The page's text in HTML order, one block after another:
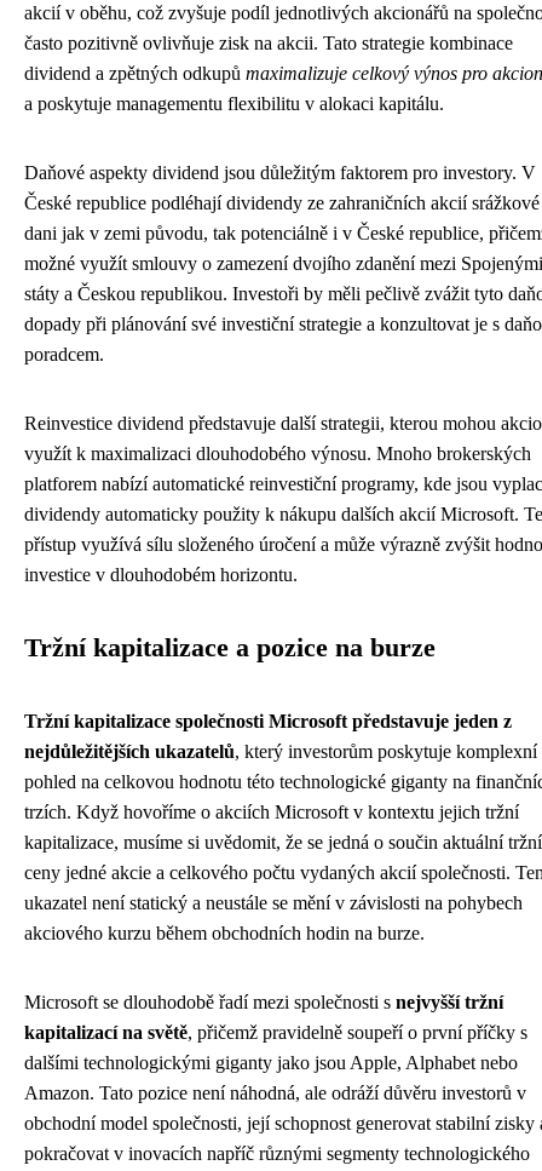
akcií v oběhu, což zvyšuje podíl jednotlivých akcionářů na
často pozitivně ovlivňuje zisk na akcii. Tato strategie kombinace
dividend a zpětných odkupů maximalizuje celkový výnos pro
a poskytuje managementu flexibilitu v alokaci kapitálu.
Daňové aspekty dividend jsou důležitým faktorem pro investory. V
České republice podléhají dividendy ze zahraničních akcií srážkové
dani jak v zemi původu, tak potenciálně i v České republice,
možné využít smlouvy o zamezení dvojího zdanění mezi Spojenými
státy a Českou republikou. Investoři by měli pečlivě zvážit tyto
dopady při plánování své investiční strategie a konzultovat je s
poradcem.
Reinvestice dividend představuje další strategii, kterou mohou
využít k maximalizaci dlouhodobého výnosu. Mnoho brokerských
platforem nabízí automatické reinvestiční programy, kde jsou
dividendy automaticky použity k nákupu dalších akcií Microsoft.
přístup využívá sílu složeného úročení a může výrazně zvýšit
investice v dlouhodobém horizontu.
Tržní kapitalizace a pozice na burze
Tržní kapitalizace společnosti Microsoft představuje jeden z
nejdůležitějších ukazatelů, který investorům poskytuje komplexní
pohled na celkovou hodnotu této technologické giganty na
trzích. Když hovoříme o akciích Microsoft v kontextu jejich tržní
kapitalizace, musíme si uvědomit, že se jedná o součin aktuální tržní
ceny jedné akcie a celkového počtu vydaných akcií společnosti.
ukazatel není statický a neustále se mění v závislosti na pohybech
akciového kurzu během obchodních hodin na burze.
Microsoft se dlouhodobě řadí mezi společnosti s nejvyšší tržní
kapitalizací na světě, přičemž pravidelně soupeří o první příčky s
dalšími technologickými giganty jako jsou Apple, Alphabet nebo
Amazon. Tato pozice není náhodná, ale odráží důvěru investorů v
obchodní model společnosti, její schopnost generovat stabilní zisky
pokračovat v inovacích napříč různými segmenty technologického